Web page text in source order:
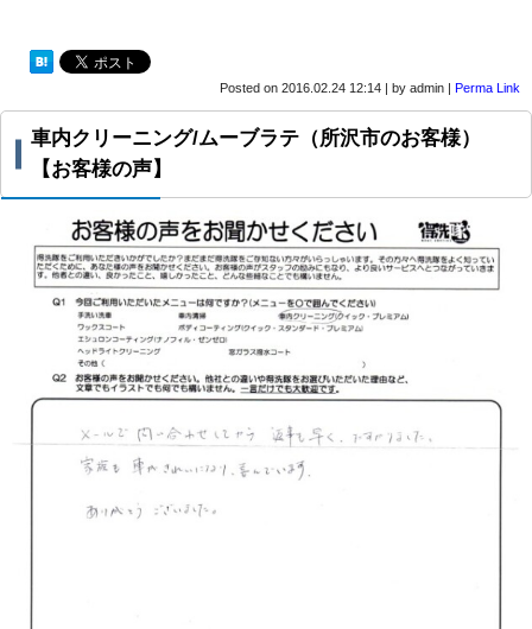
Posted on 2016.02.24 12:14 | by admin | Perma Link
車内クリーニング/ムーブラテ（所沢市のお客様）
【お客様の声】